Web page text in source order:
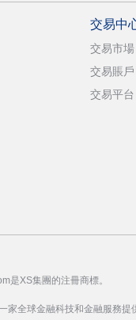
交易中
交易市場
交易賬戶
交易平台
是XS集團的注冊商標。
家全球金融科技和金融服務